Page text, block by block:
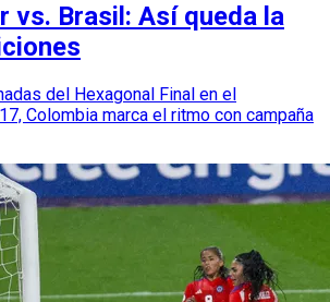
vs. Brasil: Así queda la
del Hexagonal Final en el
Colombia marca el ritmo con campaña